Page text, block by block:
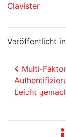
Clavister
Veröffentlicht in
Multi-
Leicht